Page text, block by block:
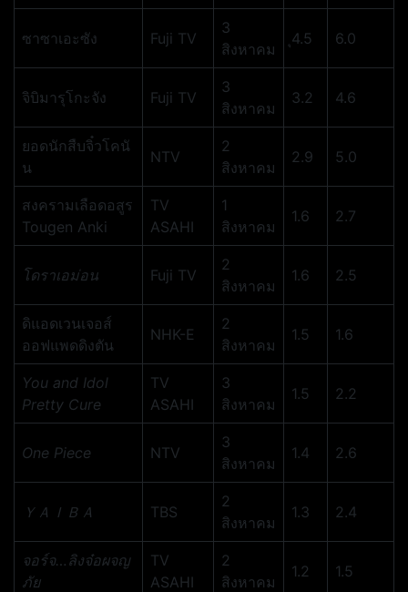
ซาซาเอะซัง Fuji TV
3
สิงหาคม
ุ4.5 6.0
จิบิมารุโกะจัง Fuji TV
3
สิงหาคม
3.2 4.6
ยอดนักสืบจิ๋วโคนั
น
NTV
2
สิงหาคม
2.9 5.0
สงครามเลือดอสูร
Tougen Anki
TV
ASAHI
1
สิงหาคม
1.6 2.7
โดราเอม่อน Fuji TV
2
สิงหาคม
1.6 2.5
ดิแอดเวนเจอส์
ออฟแพดดิงตัน
NHK-E
2
สิงหาคม
1.5 1.6
You and Idol
Pretty Cure
TV
ASAHI
3
สิงหาคม
1.5 2.2
One Piece NTV
3
สิงหาคม
1.4 2.6
ＹＡＩＢＡ TBS
2
สิงหาคม
1.3 2.4
จอร์จ…ลิงจ๋อผจญ
ภัย
TV
ASAHI
2
สิงหาคม
1.2 1.5